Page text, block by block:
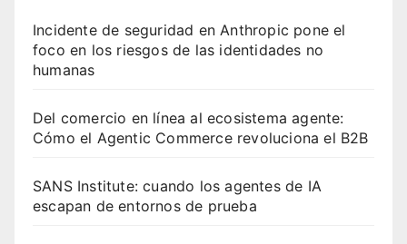
Incidente de seguridad en Anthropic pone el
foco en los riesgos de las identidades no
humanas
Del comercio en línea al ecosistema agente:
Cómo el Agentic Commerce revoluciona el B2B
SANS Institute: cuando los agentes de IA
escapan de entornos de prueba